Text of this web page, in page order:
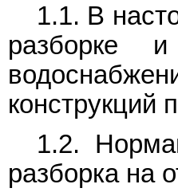
1.1. В
разборке
конструкций
1.2.
разборка на